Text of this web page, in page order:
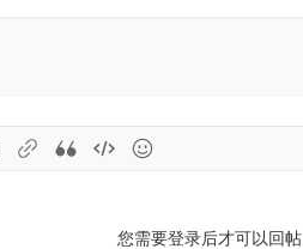
您需要登录后才可以回帖